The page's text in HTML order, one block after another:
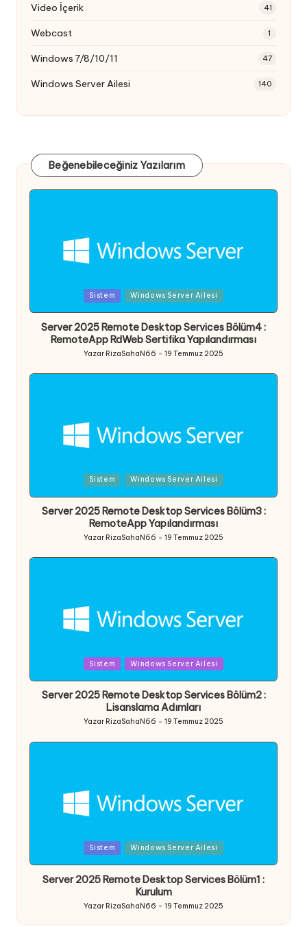
Video İçerik 41
Webcast 1
Windows 7/8/10/11 47
Windows Server Ailesi 140
Beğenebileceğiniz Yazılarım
Sistem Windows Server Ailesi
Server 2025 Remote Desktop Services Bölüm4 :
RemoteApp RdWeb Sertifika Yapılandırması
Posted
Yazar RizaSahaN66 19 Temmuz 2025
Sistem Windows Server Ailesi
Server 2025 Remote Desktop Services Bölüm3 :
RemoteApp Yapılandırması
Posted
by
Yazar RizaSahaN66 19 Temmuz 2025
Sistem Windows Server Ailesi
Server 2025 Remote Desktop Services Bölüm2 :
Lisanslama Adımları
Yazar RizaSahaN66 19 Temmuz 2025
Sistem Windows Server Ailesi
Server 2025 Remote Desktop Services Bölüm1 :
Kurulum
Posted
by
Yazar RizaSahaN66 19 Temmuz 2025